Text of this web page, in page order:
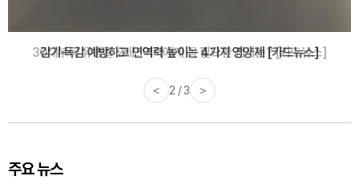
감기·독감 예방하고 면역력 높이는 4가지 영양제 [카드뉴스]
< 3 / 3 >
주요 뉴스